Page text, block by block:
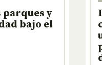
parques y
bajo el